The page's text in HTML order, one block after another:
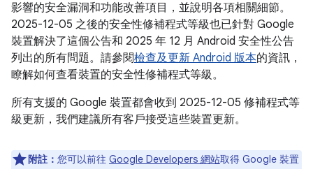
影響的安全漏洞和功能改善項目，並說明各項相關細節。
2025-12-05 之後的安全性修補程式等級也已針對 Google
裝置解決了這個公告和 2025 年 12 月 Android 安全性公告
列出的所有問題。請參閱檢查及更新 Android 版本的資訊，
瞭解如何查看裝置的安全性修補程式等級。
所有支援的 Google 裝置都會收到 2025-12-05 修補程式等
級更新，我們建議所有客戶接受這些裝置更新。
附註： 您可以前往 Google Developers 網站取得 Google 裝置